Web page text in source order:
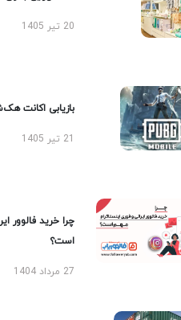
20 تیر 1405
بازیابی اکانت
چرا خرید فالوور
است؟
27 مرداد 1404